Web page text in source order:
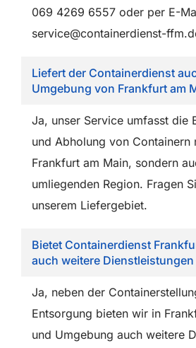
069 4269 6557 oder per E-
service@containerdienst-
Liefert der Containerdienst
Umgebung von Frankfurt am
Ja, unser Service umfasst die
und Abholung von Containern
Frankfurt am Main, sondern
umliegenden Region. Fragen
unserem Liefergebiet.
Bietet Containerdienst
auch weitere Dienstleistungen
Ja, neben der
Entsorgung bieten wir in
und Umgebung auch weitere